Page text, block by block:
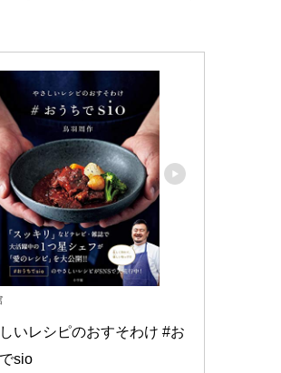
いレシピのおすそわけ #お
sio